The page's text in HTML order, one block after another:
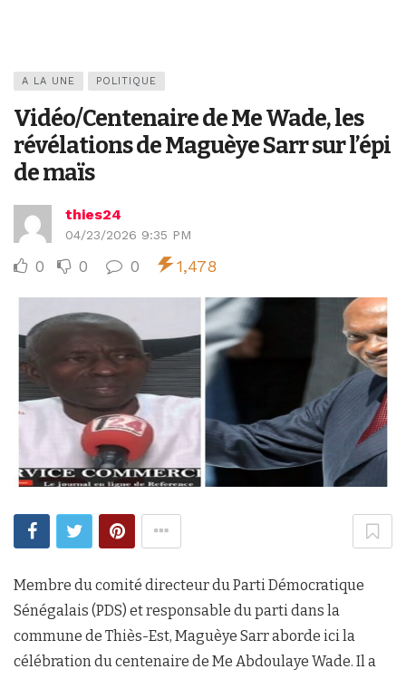
A LA UNE POLITIQUE
Vidéo/Centenaire de Me Wade, les
révélations de Maguèye Sarr sur l’épi
de maïs
thies24
04/23/2026 9:35 PM
0 0 0 1,478
Membre du comité directeur du Parti Démocratique
Sénégalais (PDS) et responsable du parti dans la
commune de Thiès-Est, Maguèye Sarr aborde ici la
célébration du centenaire de Me Abdoulaye Wade. Il a